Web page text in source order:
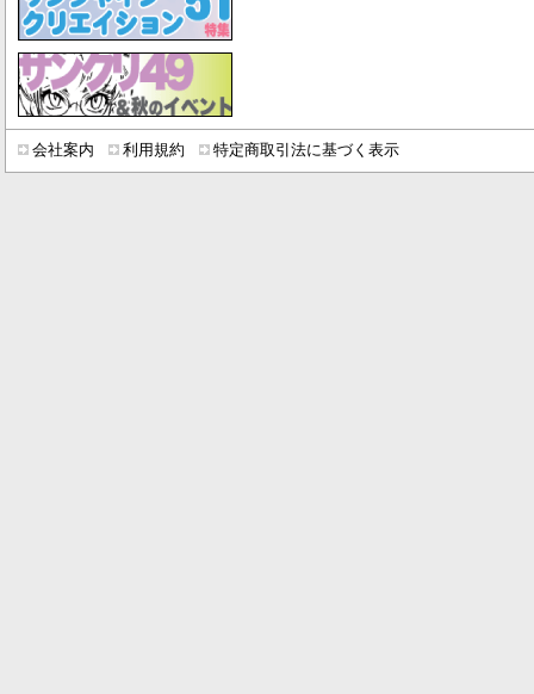
会社案内 利用規約 特定商取引法に基づく表示